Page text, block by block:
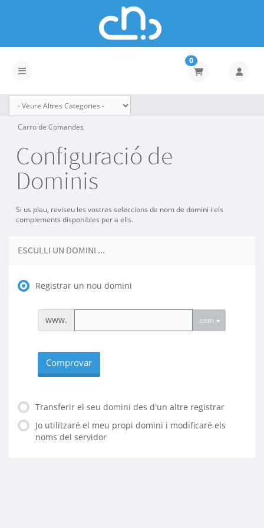
Canvia la navegació
0
Carro de Comandes
Configuració de
Dominis
Si us plau, reviseu les vostres seleccions de nom de domini i els
complements disponibles per a ells.
ESCULLI UN DOMINI ...
Registrar un nou domini
www. .com
Comprovar
Transferir el seu domini des d'un altre registrar
Jo utilitzaré el meu propi domini i modificaré els
noms del servidor